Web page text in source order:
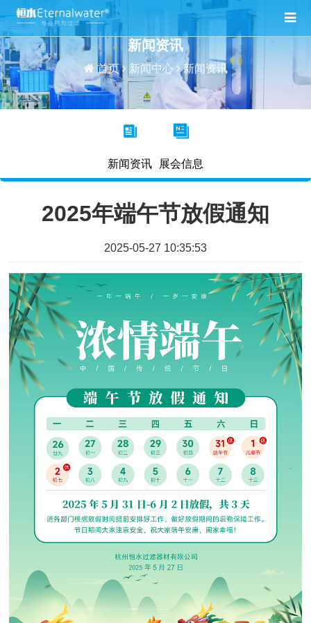
新闻资讯
首页 新闻中心 新闻资讯
新闻资讯 展会信息
2025年端午节放假通知
2025-05-27 10:35:53